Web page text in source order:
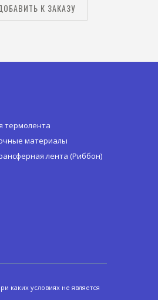
К ЗАКАЗУ
термолента
материалы
лента (Риббон)
каких условиях не является